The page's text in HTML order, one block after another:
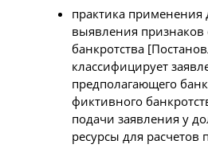
практика
выявления признаков
банкротства
классифицирует
предполагающего
фиктивного
подачи заявления у
ресурсы для расчетов